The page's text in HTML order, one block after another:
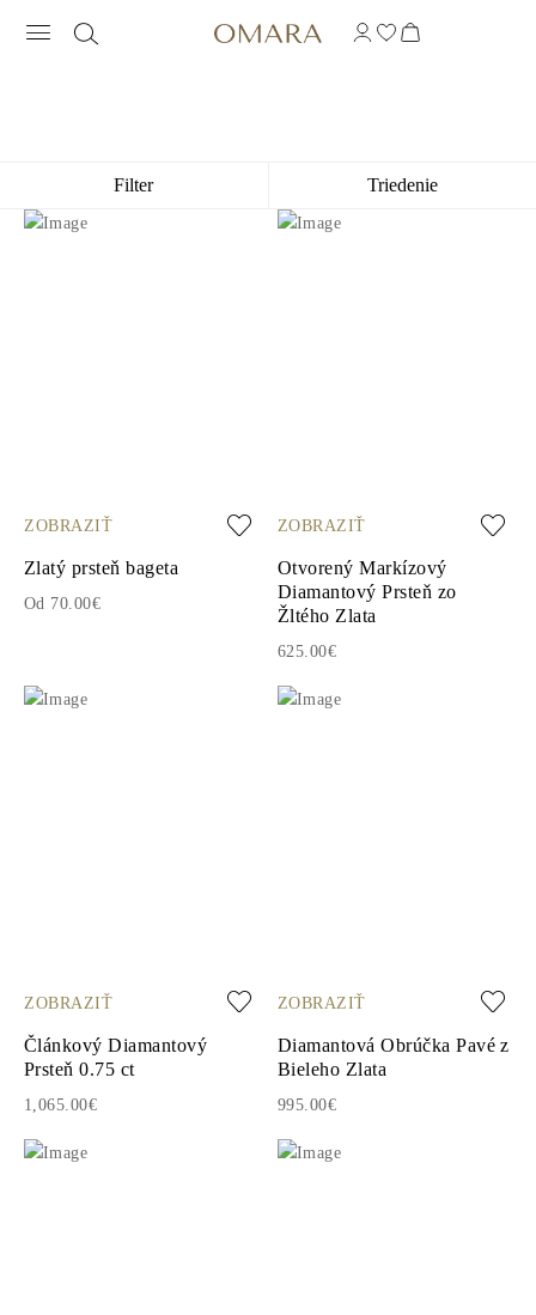
Filter Triedenie
ZOBRAZIŤ
Zlatý prsteň bageta
Od 70.00€
ZOBRAZIŤ
Otvorený Markízový
Diamantový Prsteň zo
Žltého Zlata
625.00€
ZOBRAZIŤ
Článkový Diamantový
Prsteň 0.75 ct
1,065.00€
ZOBRAZIŤ
Diamantová Obrúčka Pavé z
Bieleho Zlata
995.00€